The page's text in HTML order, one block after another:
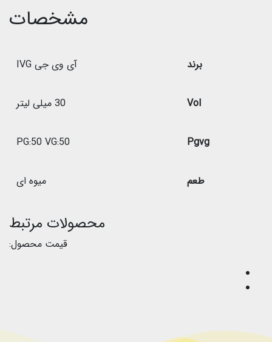
مشخصات
برند آی وی جی IVG
Vol 30 میلی لیتر
Pgvg
PG:50 VG:50
طعم میوه ای
محصولات مرتبط
قیمت محصول: